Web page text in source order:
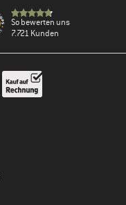
So bewerten uns
7.721 Kunden